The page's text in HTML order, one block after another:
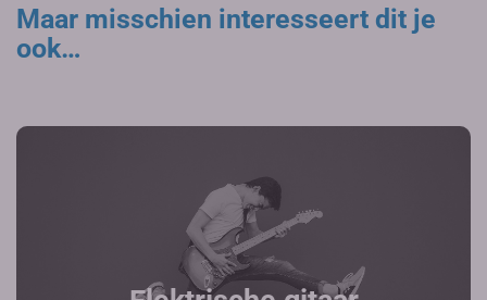
Maar misschien interesseert dit je
ook…